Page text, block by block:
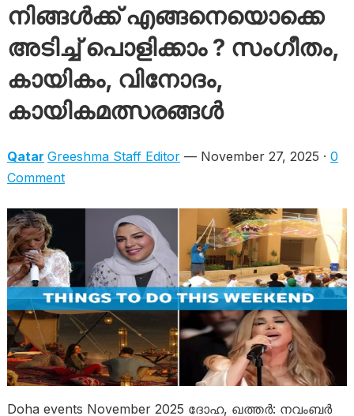
നിങ്ങൾക്ക് എങ്ങനെയൊക്കെ
അടിച്ച് പൊളിക്കാം ? സംഗീതം,
കായികം, വിനോദം,
കായികമത്സരങ്ങൾ
Qatar Greeshma Staff Editor— November 27, 2025 · 0
Comment
Doha events November 2025 ദോഹ, ഖത്തർ: നവംബർ